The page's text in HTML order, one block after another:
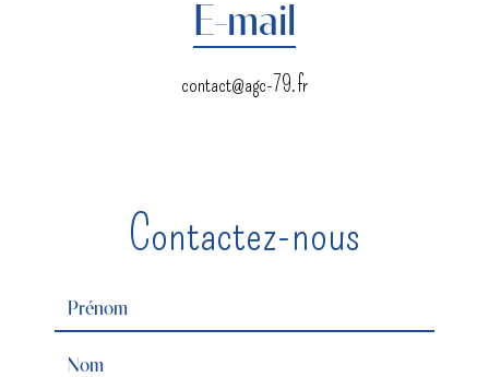
E-mail
contact@agc-79.fr
Contactez-nous